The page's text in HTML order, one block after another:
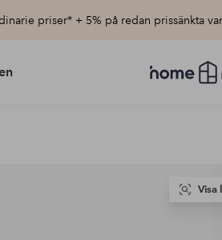
priser* + 5% på redan prissänkta
Homeroom
–
Visa